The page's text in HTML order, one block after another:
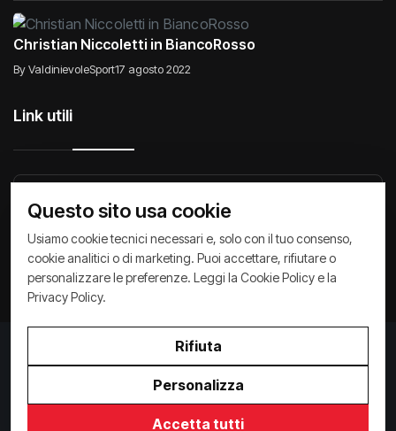
Christian Niccoletti in BiancoRosso
By ValdinievoleSport17 agosto 2022
Link utili
Raccontiamo di Noi Comunicati
Privacy Policy Cookie Policy Archivio News
Privacy Policy/Cookie Policy
Copyright ©2026ValdinievoleSport.it - powered by
Paralleloweb
Invio comunicati
Questo sito usa cookie
Usiamo cookie tecnici necessari e, solo con il tuo consenso,
cookie analitici o di marketing. Puoi accettare, rifiutare o
personalizzare le preferenze. Leggi la Cookie Policy e la
Privacy Policy.
Rifiuta
Personalizza
Accetta tutti